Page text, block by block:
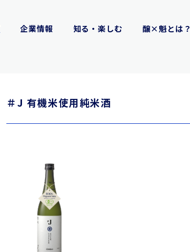
企業情報 知る・楽しむ 醸×魁とは？
＃J 有機米使用純米酒